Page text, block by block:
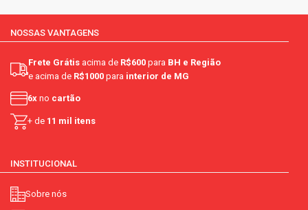
NOSSAS VANTAGENS
Frete Grátis acima de R$600 para BH e Região
e acima de R$1000 para interior de MG
6x no cartão
+ de 11 mil itens
INSTITUCIONAL
Sobre nós